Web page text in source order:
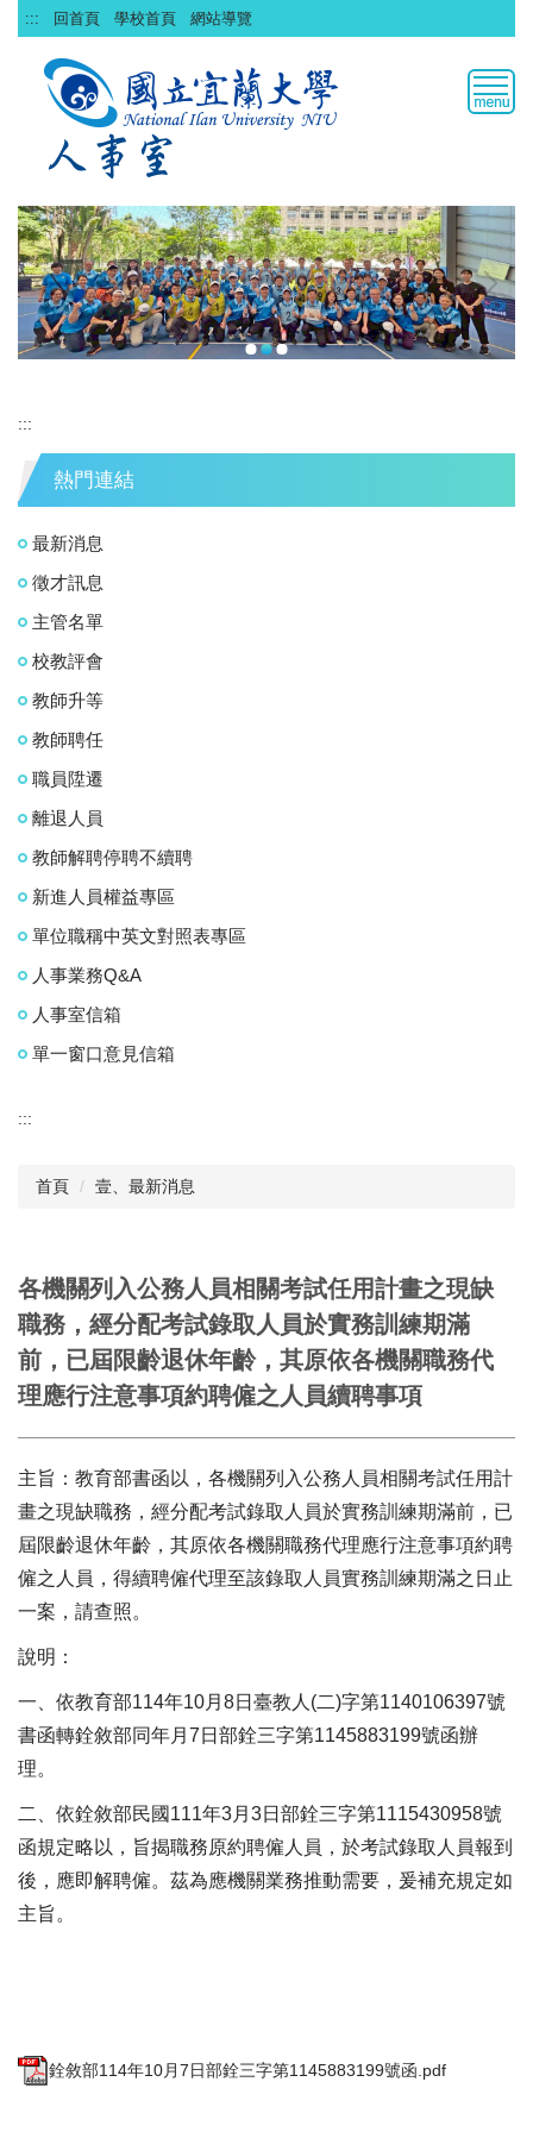
跳
到
::: 回首頁 學校首頁 網站導覽
:::
熱門連結
最新消息
徵才訊息
主管名單
校教評會
教師升等
教師聘任
職員陞遷
離退人員
教師解聘停聘不續聘
新進人員權益專區
單位職稱中英文對照表專區
人事業務Q&A
人事室信箱
單一窗口意見信箱
:::
首頁 壹、最新消息
各機關列入公務人員相關考試任用計畫之現缺
職務，經分配考試錄取人員於實務訓練期滿
前，已屆限齡退休年齡，其原依各機關職務代
理應行注意事項約聘僱之人員續聘事項
主旨：教育部書函以，各機關列入公務人員相關考試任用計
畫之現缺職務，經分配考試錄取人員於實務訓練期滿前，已
屆限齡退休年齡，其原依各機關職務代理應行注意事項約聘
僱之人員，得續聘僱代理至該錄取人員實務訓練期滿之日止
一案，請查照。
說明：
一、依教育部114年10月8日臺教人(二)字第1140106397號
書函轉銓敘部同年月7日部銓三字第1145883199號函辦
理。
二、依銓敘部民國111年3月3日部銓三字第1115430958號
函規定略以，旨揭職務原約聘僱人員，於考試錄取人員報到
後，應即解聘僱。茲為應機關業務推動需要，爰補充規定如
主旨。
銓敘部114年10月7日部銓三字第1145883199號函.pdf